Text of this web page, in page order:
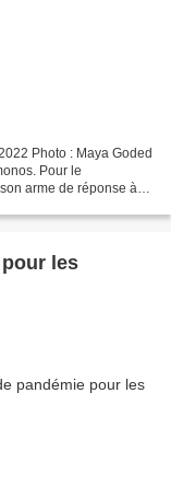
Photo : Maya Goded
Pour le
arme de réponse à
les